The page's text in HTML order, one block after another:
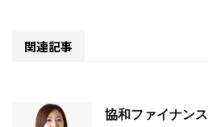
関連記事
協和ファイナンス